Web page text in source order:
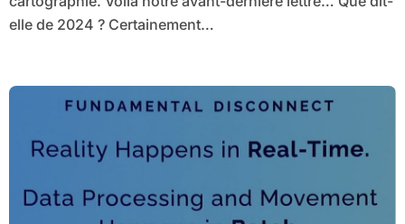
elle de 2024 ? Certainement…